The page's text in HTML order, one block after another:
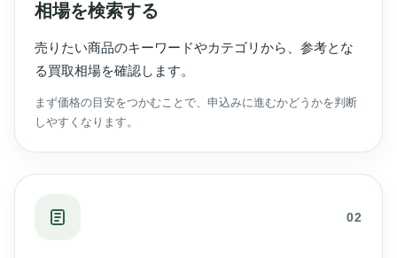
相場を検索する
売りたい商品のキーワードやカテゴリから、参考とな
る買取相場を確認します。
まず価格の目安をつかむことで、申込みに進むかどうかを判断
しやすくなります。
02